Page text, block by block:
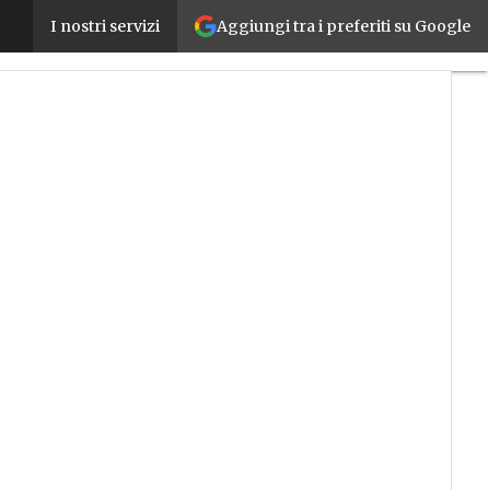
Aggiungi tra i preferiti su Google
I nostri servizi
Spot di Boston Dynamics migliora ancora: